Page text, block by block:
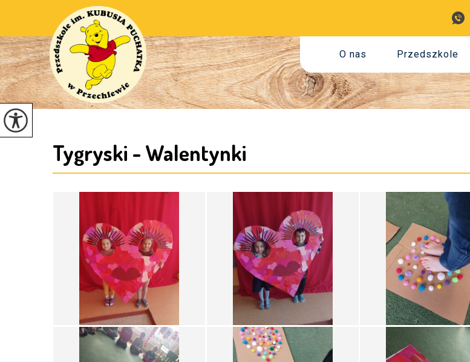
O nas Przedszkole
Tygryski - Walentynki